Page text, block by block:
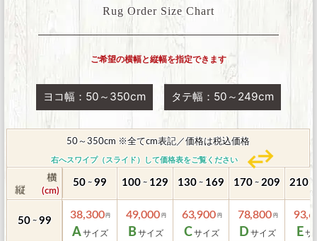
Rug Order Size Chart
ご希望の横幅と縦幅を指定できます
ヨコ幅：50～350cm タテ幅：50～249cm
50～350cm ※全てcm表記／価格は税込価格
右へスワイプ（スライド）して価格表をご覧ください
50 ～ 99 100 ～ 129 130 ～ 169 170 ～ 209 210
50 ～ 99
38,300
A
49,000
B
63,900
C
78,800
D E